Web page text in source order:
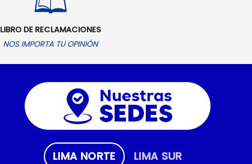
LIBRO DE RECLAMACIONES
NOS IMPORTA TU OPINIÓN
LIMA NORTE LIMA SUR